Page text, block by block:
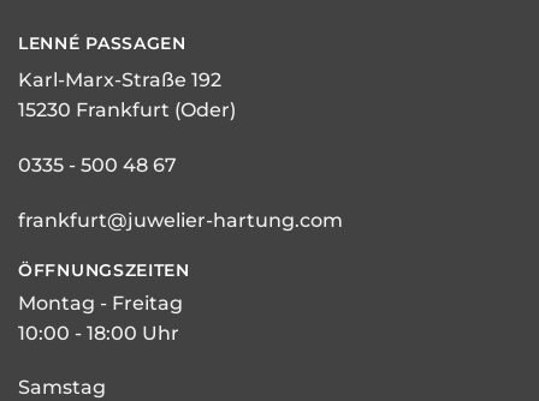
LENNÉ PASSAGEN
Karl-Marx-Straße 192
15230 Frankfurt (Oder)
0335 - 500 48 67
frankfurt@juwelier-hartung.com
ÖFFNUNGSZEITEN
Montag - Freitag
10:00 - 18:00 Uhr
Samstag